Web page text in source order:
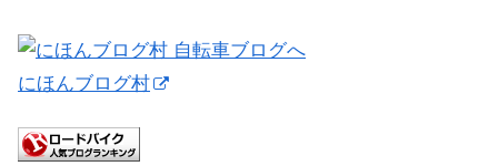
にほんブログ村